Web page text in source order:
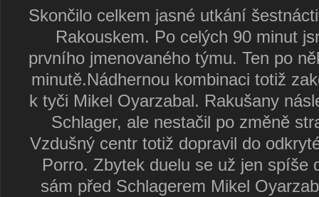
Skončilo celkem jasné utkání
Rakouskem. Po celých 90 minut
prvního jmenovaného týmu. Ten po
minutě.Nádhernou kombinaci totiž
k tyči Mikel Oyarzabal. Rakušany
Schlager, ale nestačil po změně
Vzdušný centr totiž dopravil do
Porro. Zbytek duelu se už jen spíše
sám před Schlagerem Mikel